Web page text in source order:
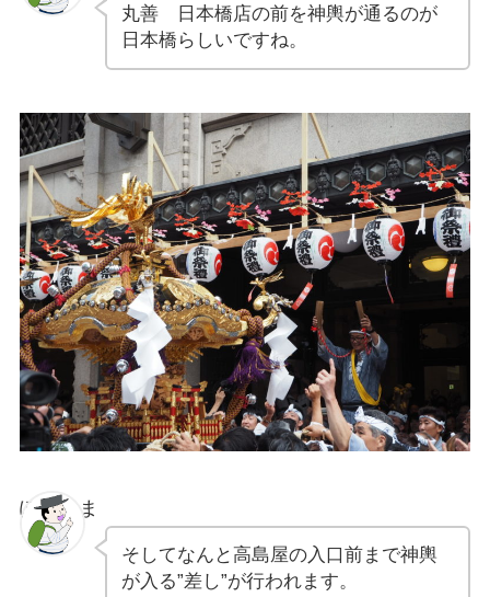
丸善 日本橋店の前を神輿が通るのが
日本橋らしいですね。
ぽちゃま
そしてなんと高島屋の入口前まで神輿
が入る”差し”が行われます。